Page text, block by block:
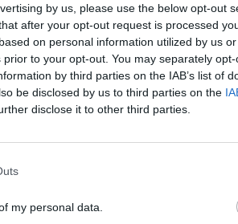
by us, please use the below opt-out
after your opt-out request is processed
on personal information utilized by us
to your opt-out. You may separately
by third parties on the IAB’s list of
be disclosed by us to third parties on the
disclose it to other third parties.
my personal data.
la mappa degli
strategici per
in Iran. Così
vuol fare “strike”
però alta: